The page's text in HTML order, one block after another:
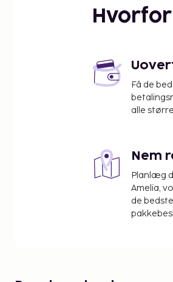
Butler Beach - 4,1 km
Saint Augustine
Fish Island Marina - 5,3 km
San Sebastian River - 5,5 km
St. Augustine Lighthouse &
Saint Augustine Yacht Club -
Den nærmeste lufthavn er:
St. Augustine, FL (UST-
Daytona Beach, FL (DAB-
Jacksonville Internationale
Orlando International Airport
gasgrill. Som gæst på denne
Få de
alle
Nem
Planlæg
Amelia,
de